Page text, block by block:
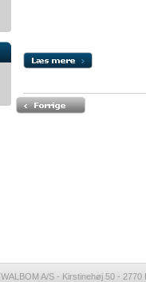
WALBOM A/S - Kirstinehøj 50 -